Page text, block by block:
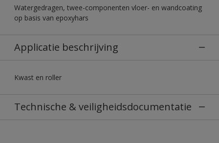
Watergedragen, twee-componenten vloer- en wandcoating
op basis van epoxyhars
Applicatie beschrijving
Kwast en roller
Technische & veiligheidsdocumentatie